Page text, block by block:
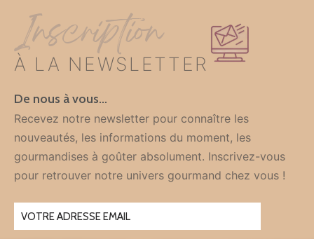
Inscription
À LA NEWSLETTER
De nous à vous…
Recevez notre newsletter pour connaître les
nouveautés, les informations du moment, les
gourmandises à goûter absolument. Inscrivez-vous
pour retrouver notre univers gourmand chez vous !